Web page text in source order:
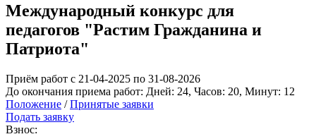
Международный конкурс для
педагогов "Растим Гражданина и
Патриота"
Приём работ с 21-04-2025 по 31-08-2026
До окончания приема работ: Дней: 24, Часов: 20, Минут: 12
Положение / Принятые заявки
Подать заявку
Взнос: